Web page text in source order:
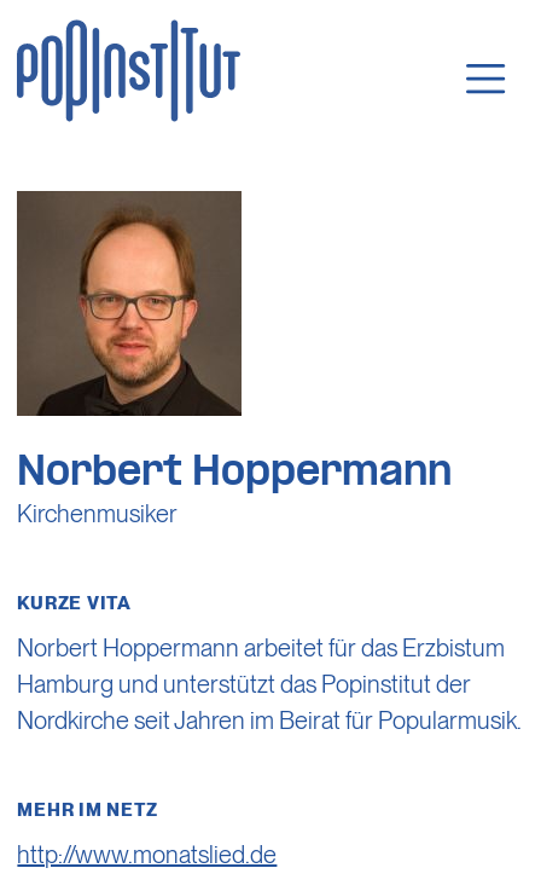
Direkt zum Inhalt wechseln
Norbert Hoppermann
Kirchenmusiker
KURZE VITA
Norbert Hoppermann arbeitet für das Erzbistum
Hamburg und unterstützt das Popinstitut der
Nordkirche seit Jahren im Beirat für Popularmusik.
MEHR IM NETZ
http://www.monatslied.de